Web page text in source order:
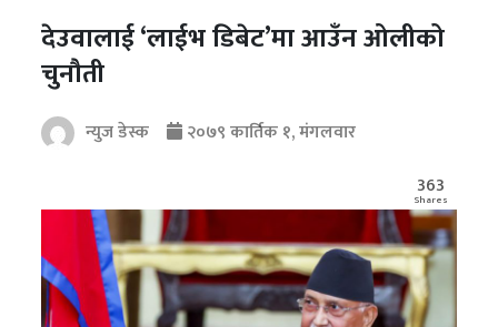
देउवालाई ‘लाईभ डिबेट’मा आउँन ओलीको
चुनौती
न्युज डेस्क
२०७९ कार्तिक १, मंगलवार
363
Shares